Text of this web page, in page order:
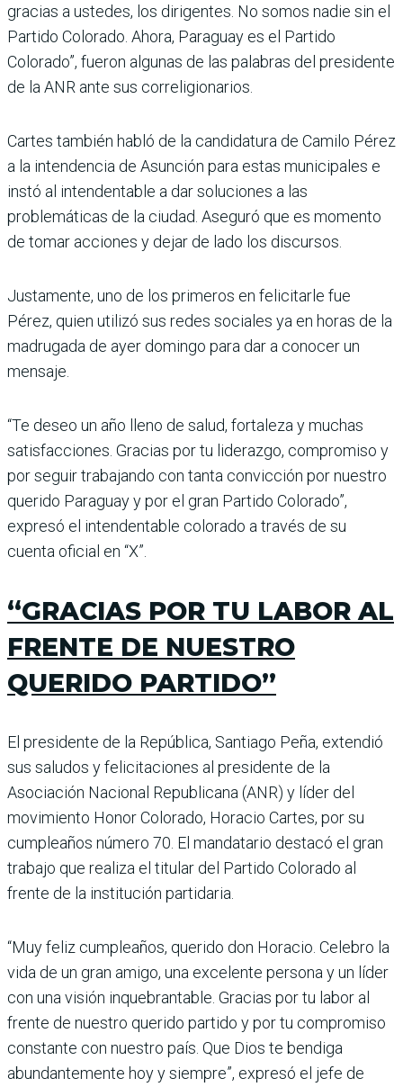
gracias a ustedes, los dirigentes. No somos nadie sin el
Partido Colorado. Ahora, Paraguay es el Partido
Colorado”, fueron algunas de las palabras del presidente
de la ANR ante sus correligionarios.
Cartes también habló de la candidatura de Camilo Pérez
a la intendencia de Asunción para estas municipales e
instó al intendentable a dar soluciones a las
problemáticas de la ciudad. Aseguró que es momento
de tomar acciones y dejar de lado los discursos.
Justamente, uno de los primeros en felicitarle fue
Pérez, quien utilizó sus redes sociales ya en horas de la
madrugada de ayer domingo para dar a conocer un
mensaje.
“Te deseo un año lleno de salud, fortaleza y muchas
satisfacciones. Gracias por tu liderazgo, compromiso y
por seguir trabajando con tanta convicción por nuestro
querido Paraguay y por el gran Partido Colorado”,
expresó el intendentable colorado a través de su
cuenta oficial en “X”.
“GRACIAS POR TU LABOR AL
FRENTE DE NUESTRO
QUERIDO PARTIDO”
El presidente de la República, Santiago Peña, extendió
sus saludos y felicitaciones al presidente de la
Asociación Nacional Republicana (ANR) y líder del
movimiento Honor Colorado, Horacio Cartes, por su
cumpleaños número 70. El mandatario destacó el gran
trabajo que realiza el titular del Partido Colorado al
frente de la institución partidaria.
“Muy feliz cumpleaños, querido don Horacio. Celebro la
vida de un gran amigo, una excelente persona y un líder
con una visión inquebrantable. Gracias por tu labor al
frente de nuestro querido partido y por tu compromiso
constante con nuestro país. Que Dios te bendiga
abundantemente hoy y siempre”, expresó el jefe de